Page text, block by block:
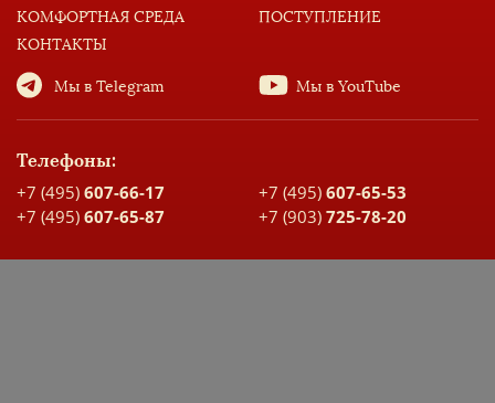
КОМФОРТНАЯ СРЕДА
ПОСТУПЛЕНИЕ
КОНТАКТЫ
Мы в Telegram Мы в YouTube
Телефоны:
+7 (495) 607-66-17 +7 (495) 607-65-53
+7 (495) 607-65-87 +7 (903) 725-78-20